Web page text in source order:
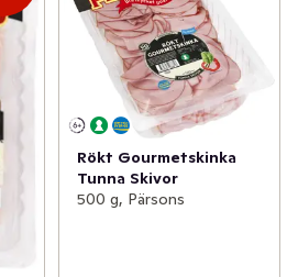
Rökt Gourmetskinka
Tunna Skivor
500 g, Pärsons